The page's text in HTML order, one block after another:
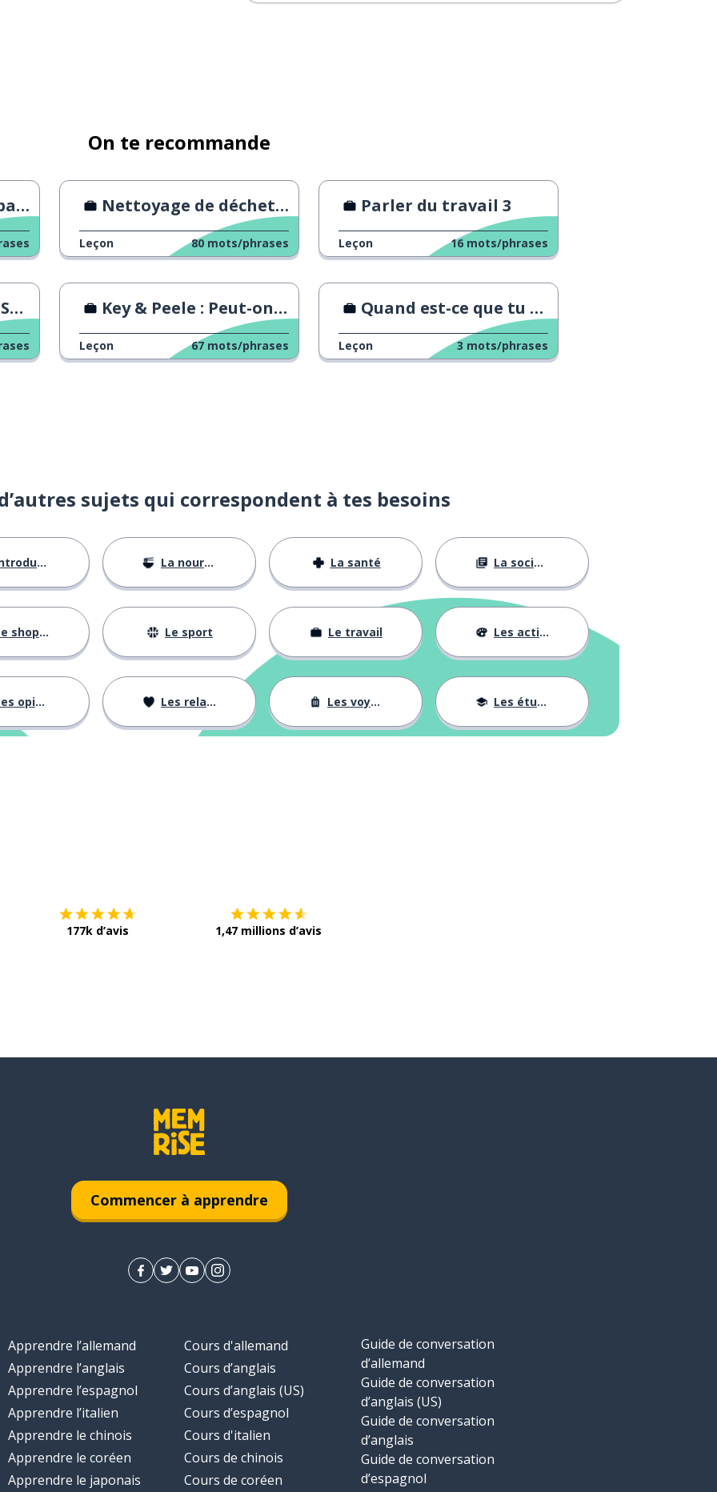
On te recommande
Nettoyage de déchets toxiques
Leçon 80 mots/phrases
Parler du travail 3
Leçon 16 mots/phrases
Key & Peele : Peut-on être gentil au bureau ?
Leçon 67 mots/phrases
Quand est-ce que tu dors ?
Leçon 3 mots/phrases
sujets qui correspondent à tes besoins
La nourriture La santé La société
shopping Le sport Le travail Les activités
opinions Les relations Les voyages Les études
177k d’avis 1,47 millions d’avis
Commencer à apprendre
Apprendre l’allemand
Apprendre l’anglais
Apprendre l’espagnol
Apprendre l’italien
Apprendre le chinois
Apprendre le coréen
Apprendre le japonais
Cours d'allemand
Cours d’anglais
Cours d’anglais (US)
Cours d’espagnol
Cours d'italien
Cours de chinois
Cours de coréen
Guide de conversation
d’allemand
Guide de conversation
d’anglais (US)
Guide de conversation
d’anglais
Guide de conversation
d’espagnol